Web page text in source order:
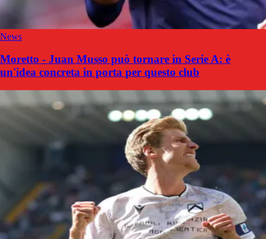
News
Moretto - Juan Musso può tornare in Serie A: è
un'idea concreta in porta per questo club